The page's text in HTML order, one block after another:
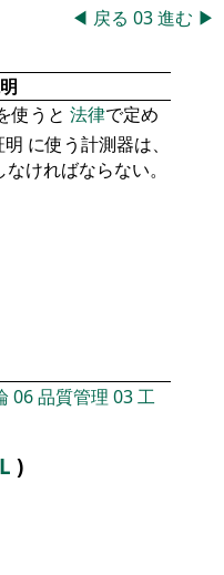
◀ 戻る 03進む ▶
使うと 法律で定め
に使う計測器は、
ければならない。
06品質管理 03工
)